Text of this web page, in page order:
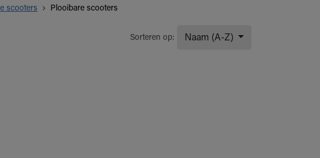
scooters Plooibare scooters
Sorteren op: Naam (A-Z)